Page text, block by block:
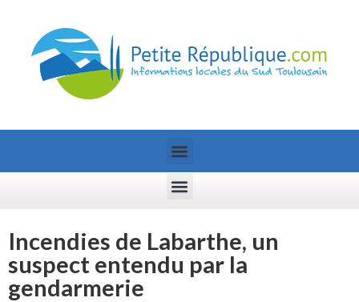
Incendies de Labarthe, un
suspect entendu par la
gendarmerie